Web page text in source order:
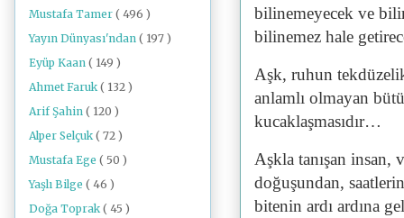
bilinemeyecek ve
bilinemez hale
Aşk, ruhun
anlamlı olmayan
kucaklaşmasıdır…
Aşkla tanışan insan,
doğuşundan,
bitenin ardı ardına
Mustafa Tamer ( 496 )
Yayın Dünyası'ndan ( 197 )
Eyüp Kaan ( 149 )
Ahmet Faruk ( 132 )
Arif Şahin ( 120 )
Alper Selçuk ( 72 )
Mustafa Ege ( 50 )
Yaşlı Bilge ( 46 )
Doğa Toprak ( 45 )